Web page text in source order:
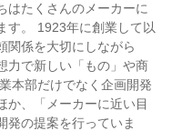
はたくさんのメーカーに
す。 1923年に創業して以
関係を大切にしながら
力で新しい「もの」や商
本部だけでなく企画開発
か、「メーカーに近い目
発の提案を行っていま